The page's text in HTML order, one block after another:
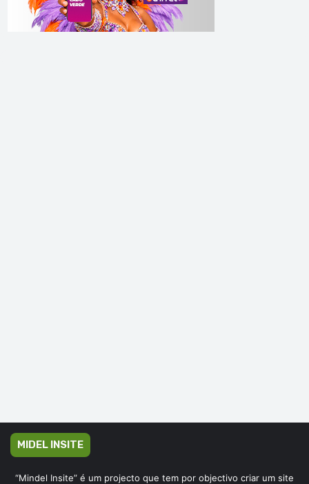
MIDEL INSITE
“Mindel Insite” é um projecto que tem por objectivo criar um site